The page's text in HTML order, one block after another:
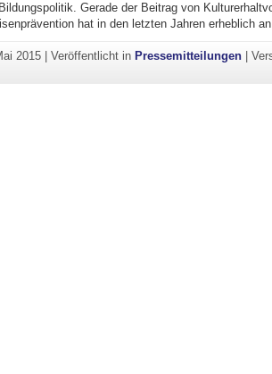
Gerade der Beitrag von
hat in den letzten Jahren erheblich
2015 |Veröffentlicht in Pressemitteilungen |